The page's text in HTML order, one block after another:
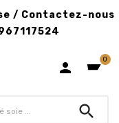
/ Contactez-nous
 0
